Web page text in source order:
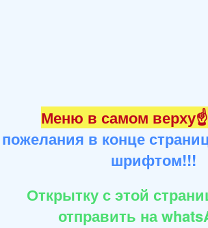
Меню в самом
пожелания в конце
шрифтом!!!
Открытку с этой
отправить на